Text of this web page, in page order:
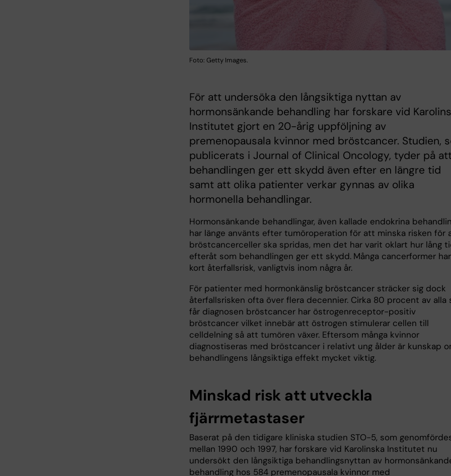
Foto: Getty Images.
För att undersöka den långsiktiga nyttan av
hormonsänkande behandling har forskare vid
Institutet gjort en 20-årig uppföljning av
premenopausala kvinnor med bröstcancer. Studien,
publicerats i Journal of Clinical Oncology, tyder på
behandlingen ger ett skydd även efter en längre tid
samt att olika patienter verkar gynnas av olika
hormonella behandlingar.
Hormonsänkande behandlingar, även kallade endokrina
har länge använts efter tumöroperation för att minska risken för
bröstcancerceller ska spridas, men det har varit oklart hur lång
efteråt som behandlingen ger ett skydd. Många cancerformer
kort återfallsrisk, vanligtvis inom några år.
För patienter med hormonkänslig bröstcancer sträcker sig dock
återfallsrisken ofta över flera decennier. Cirka 80 procent av alla
får diagnosen bröstcancer har östrogenreceptor-positiv
bröstcancer vilket innebär att östrogen stimulerar cellen till
celldelning så att tumören växer. Eftersom många kvinnor
diagnostiseras med bröstcancer i relativt ung ålder är kunskap
behandlingens långsiktiga effekt mycket viktig.
Minskad risk att utveckla
fjärrmetastaser
Baserat på den tidigare kliniska studien STO-5, som
mellan 1990 och 1997, har forskare vid Karolinska Institutet nu
undersökt den långsiktiga behandlingsnyttan av
behandling hos 584 premenopausala kvinnor med